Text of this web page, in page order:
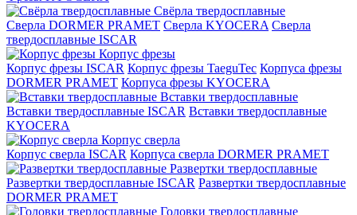
Свёрла твердосплавные
Сверла DORMER PRAMET Сверла KYOCERA Сверла
твердосплавные ISCAR
Корпус фрезы
Корпус фрезы ISCAR Корпус фрезы TaeguTec Корпуса фрезы
DORMER PRAMET Корпуса фрезы KYOCERA
Вставки твердосплавные
Вставки твердосплавные ISCAR Вставки твердосплавные
KYOCERA
Корпус сверла
Корпус сверла ISCAR Корпуса сверла DORMER PRAMET
Развертки твердосплавные
Развертки твердосплавные ISCAR Развертки твердосплавные
DORMER PRAMET
Головки твердосплавные